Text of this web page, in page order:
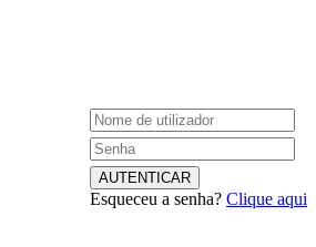
Esqueceu a senha? Clique aqui